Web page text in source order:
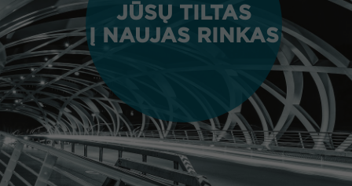
JŪSŲ TILTAS
Į NAUJAS RINKAS
JŪSŲ TILTAS
Į NAUJAS RINKAS